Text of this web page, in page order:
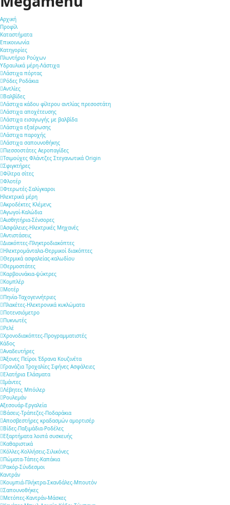
Αρχική
Προφίλ
Καταστήματα
Επικοινωνία
Κατηγορίες
Πλυντήριο Ρούχων
Υδραυλικά μέρη-Λάστιχα
Λάστιχα πόρτας
Ρόδες Ροδάκια
Αντλίες
Βαλβίδες
Λάστιχα κάδου φίλτρου αντλίας πρεσοστάτη
Λάστιχα αποχέτευσης
Λάστιχα εισαγωγής με βαλβίδα
Λάστιχα εξαέρωσης
Λάστιχα παροχής
Λάστιχα σαπουνοθήκης
Πιεσσοστάτες Αεροπαγίδες
Τσιμούχες Φλάντζες Στεγανωτικά Origin
Σφιγκτήρες
Φίλτρα σίτες
Φλοτέρ
Φτερωτές-Σαλίγκαροι
Ηλεκτρικά μέρη
Ακροδέκτες Κλέμενς
Αγωγοί-Καλώδια
Αισθητήρια-Σένσορες
Ασφάλειες-Ηλεκτρικές Μηχανές
Αντιστάσεις
Διακόπτες-Πληκτροδιακόπτες
Ηλεκτρομάνταλα-Θερμικοί διακόπτες
Θερμικά ασφαλείας-καλωδίου
Θερμοστάτες
Καρβουνάκια-ψύκτρες
Κομπλέρ
Μοτέρ
Πηνία-Ταχογεννήτριες
Πλακέτες-Ηλεκτρονικά κυκλώματα
Ποτενσιόμετρο
Πυκνωτές
Ρελέ
Χρονοδιακόπτες-Προγραμματιστές
Κάδος
Αναδευτήρες
Άξονες Πείροι Έδρανα Κουζινέτα
Γρανάζια Τροχαλίες Σφήνες Ασφάλειες
Ελατήρια Ελάσματα
Ιμάντες
Λέβητες Μπόιλερ
Ρουλεμάν
Αξεσουάρ-Εργαλεία
Βάσεις-Τράπεζες-Ποδαράκια
Αποσβεστήρες κραδασμών αμορτισέρ
Βίδες-Παξιμάδια-Ροδέλες
Εξαρτήματα λοιπά συσκευής
Καθαριστικά
Κόλλες-Κολλήσεις-Σιλικόνες
Πώματα-Τάπες-Καπάκια
Ρακόρ-Σύνδεσμοι
Καντράν
Κουμπιά-Πλήκτρα-Σκανδάλες-Μπουτόν
Σαπουνοθήκες
Μετόπες-Καντράν-Μάσκες